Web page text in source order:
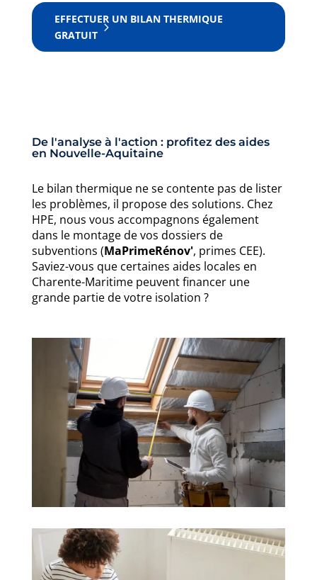
EFFECTUER UN BILAN THERMIQUE
GRATUIT
De l'analyse à l'action : profitez des aides
en Nouvelle-Aquitaine
Le bilan thermique ne se contente pas de lister
les problèmes, il propose des solutions. Chez
HPE, nous vous accompagnons également
dans le montage de vos dossiers de
subventions (MaPrimeRénov', primes CEE).
Saviez-vous que certaines aides locales en
Charente-Maritime peuvent financer une
grande partie de votre isolation ?